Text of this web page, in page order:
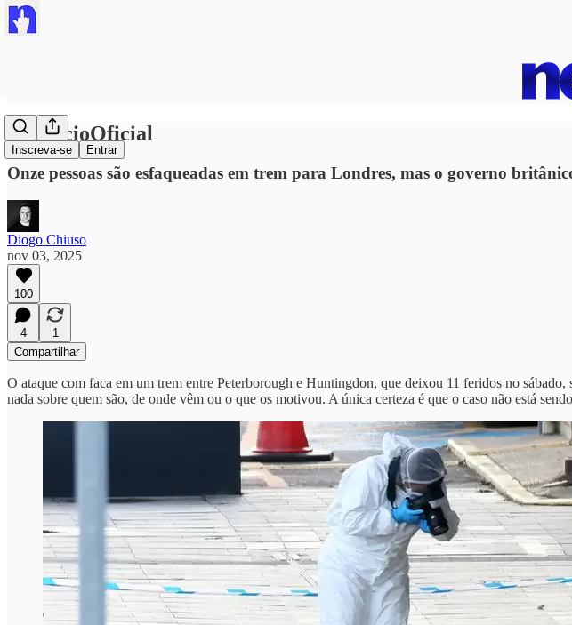
Inscreva-se Entrar
#SilêncioOficial
Onze pessoas são esfaqueadas em trem para Londres, mas o governo
Diogo Chiuso
nov 03, 2025
100
4
1
Compartilhar
O ataque com faca em um trem entre Peterborough e Huntingdon, que deixou 11 feridos no
nada sobre quem são, de onde vêm ou o que os motivou. A única certeza é que o caso não está